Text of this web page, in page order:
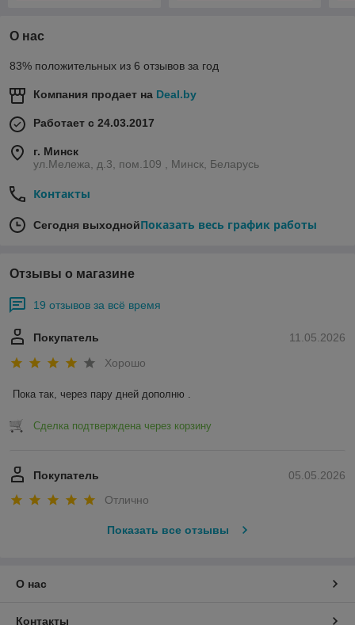
О нас
83% положительных из 6 отзывов за год
Компания продает на Deal.by
Работает с 24.03.2017
г. Минск
ул.Мележа, д.3, пом.109 , Минск, Беларусь
Контакты
Сегодня выходнойПоказать весь график работы
Отзывы о магазине
19 отзывов за всё время
11.05.2026
Покупатель
Хорошо
Пока так, через пару дней дополню .
Сделка подтверждена через корзину
05.05.2026
Покупатель
Отлично
Показать все отзывы
О нас
Контакты